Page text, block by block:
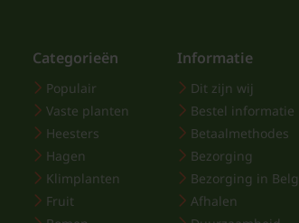
Categorieën
Populair
Vaste planten
Heesters
Hagen
Klimplanten
Fruit
Informatie
Dit zijn wij
Bestel informatie
Betaalmethodes
Bezorging
Bezorging in
Afhalen